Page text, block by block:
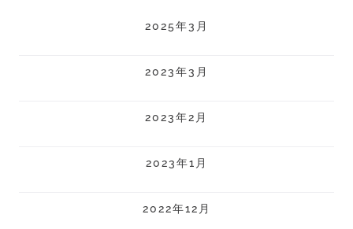
2025年3月
2023年3月
2023年2月
2023年1月
2022年12月